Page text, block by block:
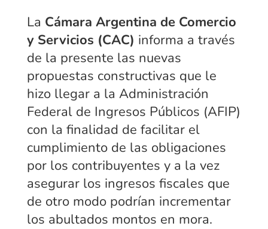
La Cámara Argentina de Comercio
y Servicios (CAC) informa a través
de la presente las nuevas
propuestas constructivas que le
hizo llegar a la Administración
Federal de Ingresos Públicos (AFIP)
con la finalidad de facilitar el
cumplimiento de las obligaciones
por los contribuyentes y a la vez
asegurar los ingresos fiscales que
de otro modo podrían incrementar
los abultados montos en mora.